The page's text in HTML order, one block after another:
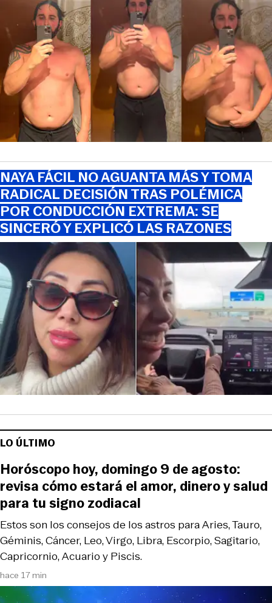
NAYA FÁCIL NO AGUANTA MÁS Y TOMA
RADICAL DECISIÓN TRAS POLÉMICA
POR CONDUCCIÓN EXTREMA: SE
SINCERÓ Y EXPLICÓ LAS RAZONES
LO ÚLTIMO
hace 17 min
Estos son los consejos de los astros para Aries, Tauro,
Géminis, Cáncer, Leo, Virgo, Libra, Escorpio, Sagitario,
Capricornio, Acuario y Piscis.
Horóscopo hoy, domingo 9 de agosto:
revisa cómo estará el amor, dinero y salud
para tu signo zodiacal